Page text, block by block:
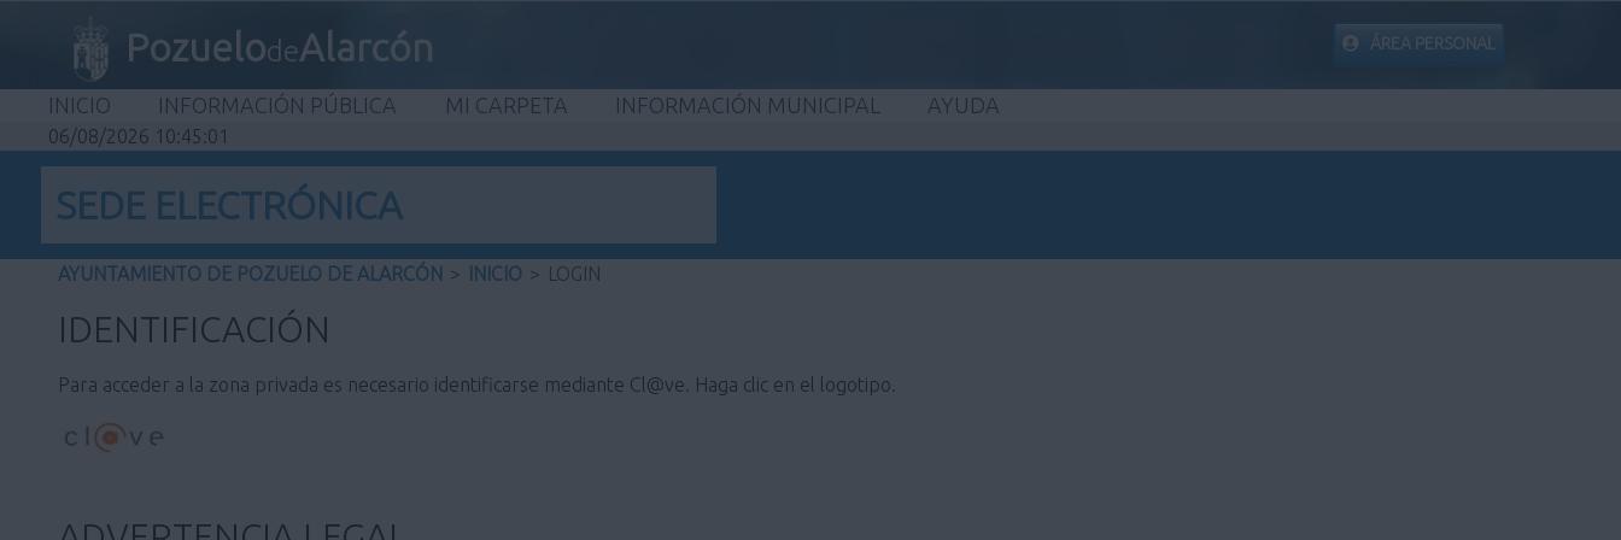
PozuelodeAlarcón ÁREA PERSONAL
INICIO INFORMACIÓN PÚBLICA MI CARPETA INFORMACIÓN MUNICIPAL AYUDA
06/08/2026 10:45:01
SEDE ELECTRÓNICA
AYUNTAMIENTO DE POZUELO DE ALARCÓN > INICIO > LOGIN
IDENTIFICACIÓN
Para acceder a la zona privada es necesario identificarse mediante Cl@ve. Haga clic en el logotipo.